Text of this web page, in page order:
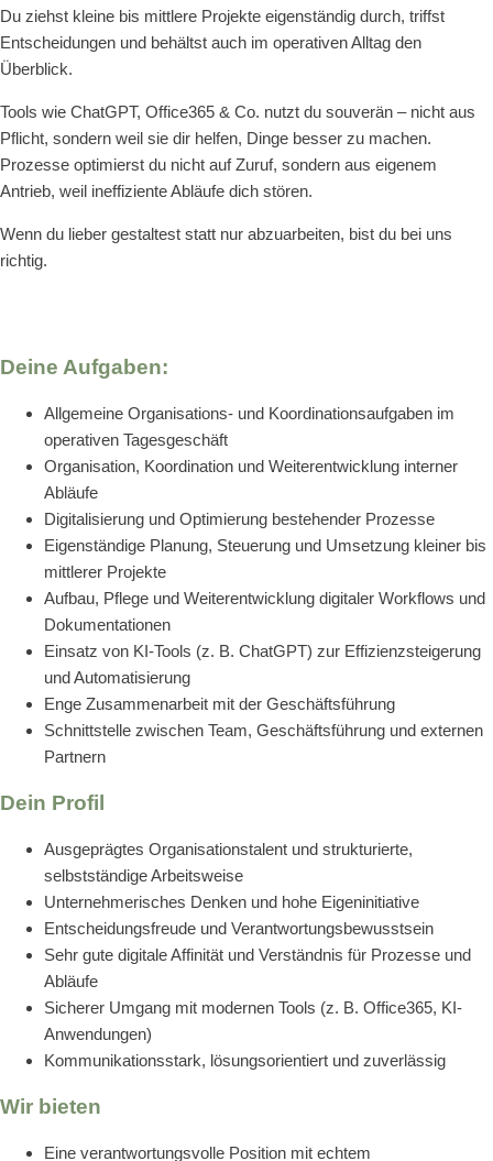
Du ziehst kleine bis mittlere Projekte eigenständig durch, triffst
Entscheidungen und behältst auch im operativen Alltag den
Überblick.
Tools wie ChatGPT, Office365 & Co. nutzt du souverän – nicht aus
Pflicht, sondern weil sie dir helfen, Dinge besser zu machen.
Prozesse optimierst du nicht auf Zuruf, sondern aus eigenem
Antrieb, weil ineffiziente Abläufe dich stören.
Wenn du lieber gestaltest statt nur abzuarbeiten, bist du bei uns
richtig.
Deine Aufgaben:
Allgemeine Organisations- und Koordinationsaufgaben im
operativen Tagesgeschäft
Organisation, Koordination und Weiterentwicklung interner
Abläufe
Digitalisierung und Optimierung bestehender Prozesse
Eigenständige Planung, Steuerung und Umsetzung kleiner bis
mittlerer Projekte
Aufbau, Pflege und Weiterentwicklung digitaler Workflows und
Dokumentationen
Einsatz von KI-Tools (z. B. ChatGPT) zur Effizienzsteigerung
und Automatisierung
Enge Zusammenarbeit mit der Geschäftsführung
Schnittstelle zwischen Team, Geschäftsführung und externen
Partnern
Dein Profil
Ausgeprägtes Organisationstalent und strukturierte,
selbstständige Arbeitsweise
Unternehmerisches Denken und hohe Eigeninitiative
Entscheidungsfreude und Verantwortungsbewusstsein
Sehr gute digitale Affinität und Verständnis für Prozesse und
Abläufe
Sicherer Umgang mit modernen Tools (z. B. Office365, KI-
Anwendungen)
Kommunikationsstark, lösungsorientiert und zuverlässig
Wir bieten
Eine verantwortungsvolle Position mit echtem